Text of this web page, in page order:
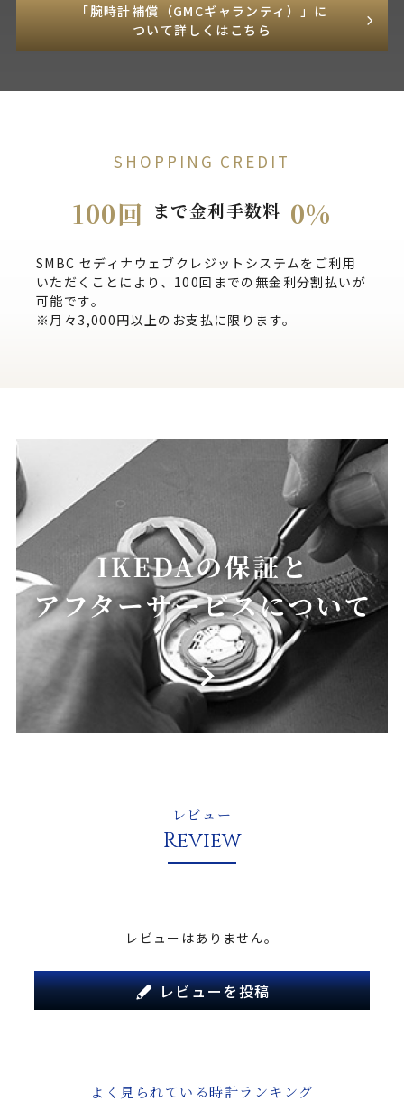
「腕時計補償（GMCギャランティ）」に
ついて詳しくはこちら
SHOPPING CREDIT
100回 まで金利手数料 0%
SMBC セディナウェブクレジットシステムをご利用
いただくことにより、100回までの無金利分割払いが
可能です。
※月々3,000円以上のお支払に限ります。
レビュー
Review
レビューはありません。
レビューを投稿
よく見られている時計ランキング